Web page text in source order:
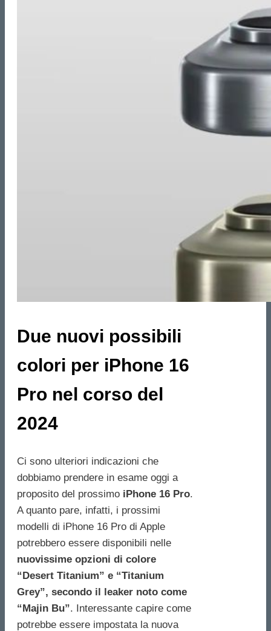
Due nuovi possibili
colori per iPhone 16
Pro nel corso del
2024
Ci sono ulteriori indicazioni che
dobbiamo prendere in esame oggi a
proposito del prossimo iPhone 16 Pro.
A quanto pare, infatti, i prossimi
modelli di iPhone 16 Pro di Apple
potrebbero essere disponibili nelle
nuovissime opzioni di colore
“Desert Titanium” e “Titanium
Grey”, secondo il leaker noto come
“Majin Bu”. Interessante capire come
potrebbe essere impostata la nuova